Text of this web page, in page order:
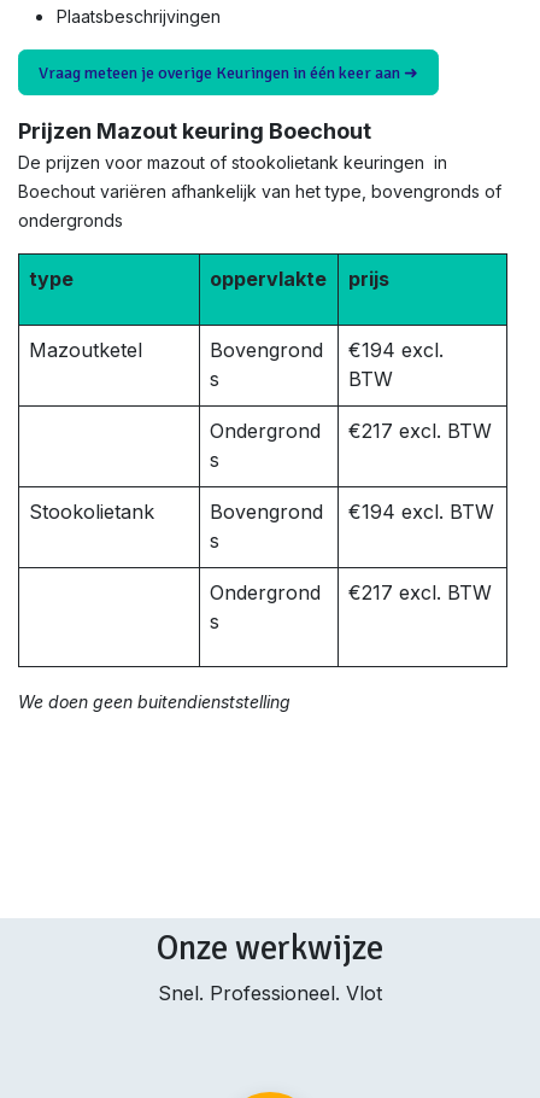
Plaatsbeschrijvingen
Vraag meteen je overige Keuringen in één keer aan ➜
Prijzen Mazout keuring Boechout
De prijzen voor mazout of stookolietank keuringen in
Boechout variëren afhankelijk van het type, bovengronds of
ondergronds
type oppervlakte prijs
Mazoutketel
Bovengrond
s
€194 excl.
BTW
Ondergrond
s
€217 excl. BTW
Stookolietank
Bovengrond
s
€194 excl. BTW
Ondergrond
s
€217 excl. BTW
We doen geen buitendienststelling
Onze werkwijze
Snel. Professioneel. Vlot